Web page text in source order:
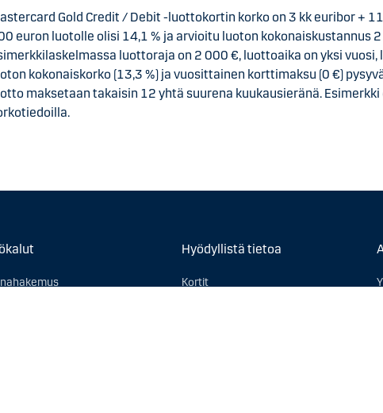
Gold Credit / Debit -luottokortin korko on 3 kk euribor +
euron luotolle olisi 14,1 % ja arvioitu luoton kokonaiskustannus
luottoraja on 2 000 €, luottoaika on yksi
kokonaiskorko (13,3 %) ja vuosittainen korttimaksu (0 €)
maksetaan takaisin 12 yhtä suurena kuukausieränä.
Hyödyllistä tietoa
Kortit